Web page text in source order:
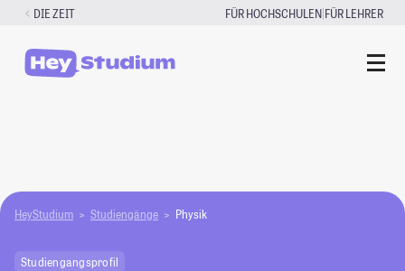
Zum
springen
DIE ZEIT FÜR HOCHSCHULEN|FÜR LEHRER
HeyStudium Studiengänge Physik
Studiengangsprofil